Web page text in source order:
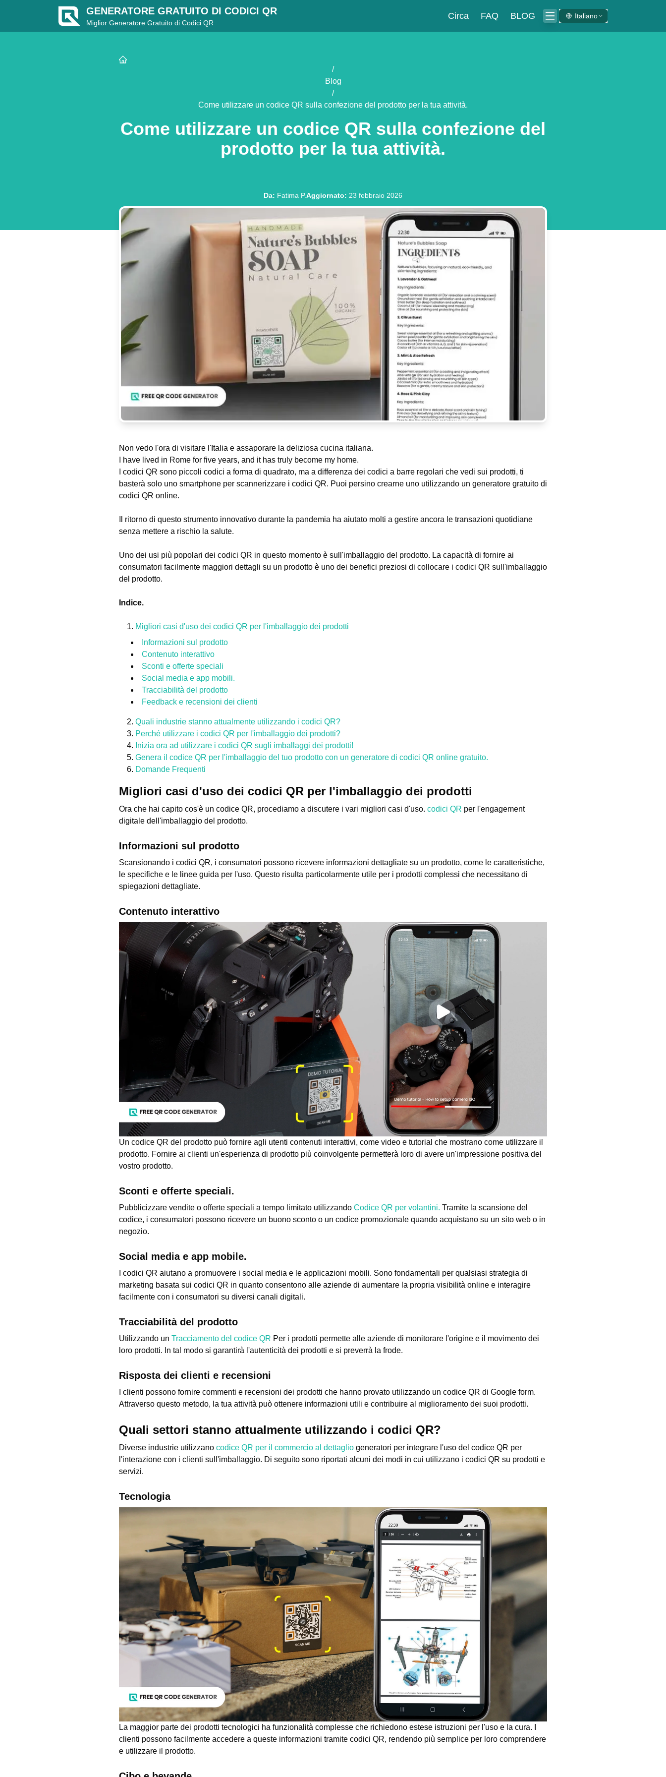
GENERATORE GRATUITO DI CODICI QR
Miglior Generatore Gratuito di Codici QR
Circa FAQ BLOG Italiano
/
Blog
/
Come utilizzare un codice QR sulla confezione del prodotto per la tua attività.
Come utilizzare un codice QR sulla confezione del
prodotto per la tua attività.
Da: Fatima P.Aggiornato: 23 febbraio 2026
Non vedo l'ora di visitare l'Italia e assaporare la deliziosa cucina italiana.
I have lived in Rome for five years, and it has truly become my home.
I codici QR sono piccoli codici a forma di quadrato, ma a differenza dei codici a barre regolari che vedi sui prodotti, ti
basterà solo uno smartphone per scannerizzare i codici QR. Puoi persino crearne uno utilizzando un generatore gratuito di
codici QR online.
Il ritorno di questo strumento innovativo durante la pandemia ha aiutato molti a gestire ancora le transazioni quotidiane
senza mettere a rischio la salute.
Uno dei usi più popolari dei codici QR in questo momento è sull'imballaggio del prodotto. La capacità di fornire ai
consumatori facilmente maggiori dettagli su un prodotto è uno dei benefici preziosi di collocare i codici QR sull'imballaggio
del prodotto.
Indice.
Migliori casi d'uso dei codici QR per l'imballaggio dei prodotti
Informazioni sul prodotto
Contenuto interattivo
Sconti e offerte speciali
Social media e app mobili.
Tracciabilità del prodotto
Feedback e recensioni dei clienti
Quali industrie stanno attualmente utilizzando i codici QR?
Perché utilizzare i codici QR per l'imballaggio dei prodotti?
Inizia ora ad utilizzare i codici QR sugli imballaggi dei prodotti!
Genera il codice QR per l'imballaggio del tuo prodotto con un generatore di codici QR online gratuito.
Domande Frequenti
Migliori casi d'uso dei codici QR per l'imballaggio dei prodotti
Ora che hai capito cos'è un codice QR, procediamo a discutere i vari migliori casi d'uso. codici QR per l'engagement
digitale dell'imballaggio del prodotto.
Informazioni sul prodotto
Scansionando i codici QR, i consumatori possono ricevere informazioni dettagliate su un prodotto, come le caratteristiche,
le specifiche e le linee guida per l'uso. Questo risulta particolarmente utile per i prodotti complessi che necessitano di
spiegazioni dettagliate.
Contenuto interattivo
Un codice QR del prodotto può fornire agli utenti contenuti interattivi, come video e tutorial che mostrano come utilizzare il
prodotto. Fornire ai clienti un'esperienza di prodotto più coinvolgente permetterà loro di avere un'impressione positiva del
vostro prodotto.
Sconti e offerte speciali.
Pubblicizzare vendite o offerte speciali a tempo limitato utilizzando Codice QR per volantini. Tramite la scansione del
codice, i consumatori possono ricevere un buono sconto o un codice promozionale quando acquistano su un sito web o in
negozio.
Social media e app mobile.
I codici QR aiutano a promuovere i social media e le applicazioni mobili. Sono fondamentali per qualsiasi strategia di
marketing basata sui codici QR in quanto consentono alle aziende di aumentare la propria visibilità online e interagire
facilmente con i consumatori su diversi canali digitali.
Tracciabilità del prodotto
Utilizzando un Tracciamento del codice QR Per i prodotti permette alle aziende di monitorare l'origine e il movimento dei
loro prodotti. In tal modo si garantirà l'autenticità dei prodotti e si preverrà la frode.
Risposta dei clienti e recensioni
I clienti possono fornire commenti e recensioni dei prodotti che hanno provato utilizzando un codice QR di Google form.
Attraverso questo metodo, la tua attività può ottenere informazioni utili e contribuire al miglioramento dei suoi prodotti.
Quali settori stanno attualmente utilizzando i codici QR?
Diverse industrie utilizzano codice QR per il commercio al dettaglio generatori per integrare l'uso del codice QR per
l'interazione con i clienti sull'imballaggio. Di seguito sono riportati alcuni dei modi in cui utilizzano i codici QR su prodotti e
servizi.
Tecnologia
La maggior parte dei prodotti tecnologici ha funzionalità complesse che richiedono estese istruzioni per l'uso e la cura. I
clienti possono facilmente accedere a queste informazioni tramite codici QR, rendendo più semplice per loro comprendere
e utilizzare il prodotto.